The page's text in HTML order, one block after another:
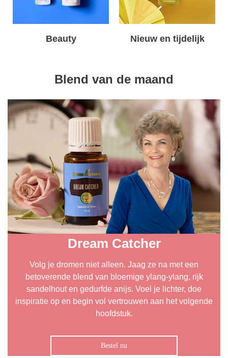
Beauty Nieuw en tijdelijk
Blend van de maand
Dream Catcher
Volg je dromen niet alleen. Jaag ze na met een
betoverende blend van bloemige ylang-ylang, rijk
sandelhout en gedurfde anijs. Voel je lichter, doe
inspiratie op en begin vol vertrouwen aan het volgende
hoofdstuk.
Bestel nu